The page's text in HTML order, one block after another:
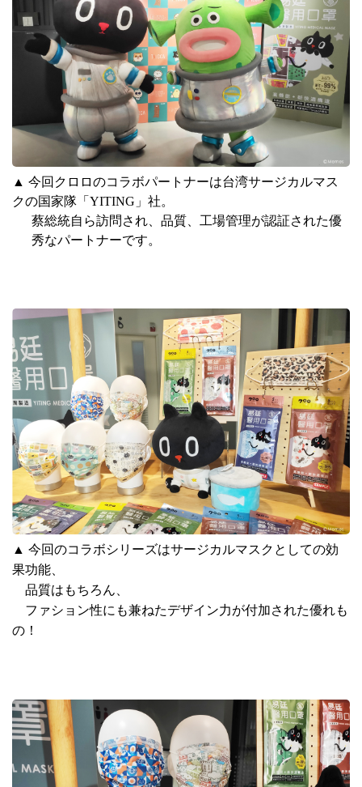
▲ 今回クロロのコラボパートナーは台湾サージカルマス
クの国家隊「 YITING 」社。
蔡総統自ら訪問され、品質、工場管理が認証された優
秀なパートナーです。
▲ 今回のコラボシリーズはサージカルマスクとしての効
果功能、
品質はもちろん、
ファション性にも兼ねたデザイン力が付加された優れも
の！